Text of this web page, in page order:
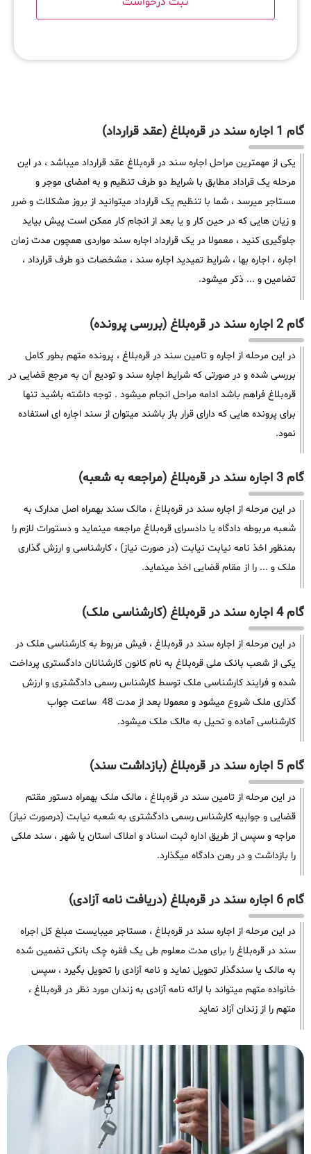
گام 1 اجاره سند در قره‌بلاغ (عقد قرارداد)
یکی از مهمترین مراحل اجاره سند در قره‌بلاغ عقد قرارداد میباشد ، در این
مرحله یک قراداد مطابق با شرایط دو طرف تنظیم و به امضای موجر و
مستاجر میرسد ، شما با تنظیم یک قرارداد میتوانید از بروز مشکلات و ضرر
و زیان هایی که در حین کار و یا بعد از انجام کار ممکن است پیش بیاید
جلوگیری کنید ، معمولا در یک قرارداد اجاره سند مواردی همچون مدت زمان
اجاره ، اجاره بها ، شرایط تمیدید اجاره سند ، مشخصات دو طرف قرارداد ،
تضامین و ... ذکر میشود.
گام 2 اجاره سند در قره‌بلاغ (بررسی پرونده)
در این مرحله از اجاره و تامین سند در قره‌بلاغ ، پرونده متهم بطور کامل
بررسی شده و در صورتی که شرایط اجاره سند و تودیع آن به مرجع قضایی در
قره‌بلاغ فراهم باشد ادامه مراحل انجام میشود . توجه داشته باشید تنها
برای پرونده هایی که دارای قرار باز باشند میتوان از سند اجاره ای استفاده
نمود.
گام 3 اجاره سند در قره‌بلاغ (مراجعه به شعبه)
در این مرحله از اجاره سند در قره‌بلاغ ، مالک سند بهمراه اصل مدارک به
شعبه مربوطه دادگاه یا دادسرای قره‌بلاغ مراجعه مینماید و دستورات لازم را
بمنظور اخذ نامه نیابت نیابت (در صورت نیاز) ، کارشناسی و ارزش گذاری
ملک و ... را از مقام قضایی اخذ مینماید.
گام 4 اجاره سند در قره‌بلاغ (کارشناسی ملک)
در این مرحله از اجاره سند در قره‌بلاغ ، فیش مربوط به کارشناسی ملک در
یکی از شعب بانک ملی قره‌بلاغ به نام کانون کارشنانان دادگستری پرداخت
شده و فرایند کارشناسی ملک توسط کارشناس رسمی دادگشتری و ارزش
گذاری ملک شروع میشود و معمولا بعد از مدت 48 ساعت جواب
کارشناسی آماده و تحیل به مالک ملک میشود.
گام 5 اجاره سند در قره‌بلاغ (بازداشت سند)
در این مرحله از تامین سند در قره‌بلاغ ، مالک ملک بهمراه دستور مقتم
قضایی و جوابیه کارشناس رسمی دادگشتری به شعبه نیابت (درصورت نیاز)
مراجه و سپس از طریق اداره ثبت اسناد و املاک استان یا شهر ، سند ملکی
را بازداشت و در رهن دادگاه میگذارد.
گام 6 اجاره سند در قره‌بلاغ (دریافت نامه آزادی)
در این مرحله از اجاره سند در قره‌بلاغ ، مستاجر میبایست مبلغ کل اجراه
سند در قره‌بلاغ را برای مدت معلوم طی یک فقره چک بانکی تضمین شده
به مالک یا سندگذار تحویل نماید و نامه آزادی را تحویل بگیرد ، سپس
خانواده متهم میتواند با ارائه نامه آزادی به زندان مورد نظر در قره‌بلاغ ،
متهم را از زندان آزاد نماید